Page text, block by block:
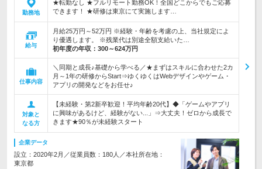
勤務地
★転勤なし ★フルリモート勤務OK！全国どこからでもご応募
できます！ ★研修は東京にて実施します…
給与
月給25万円～52万円 ※経験・年齢を考慮の上、当社規定によ
り優遇します。 ※残業代は別途全額支給いた…
初年度の年収： 300～624万円
仕事内容
＼同期と成長♪基礎から学べる／★まずはスキルに合わせた2カ
月～1年の研修からStart⇒ゆくゆくはWebデザインやゲーム・
アプリの開発などをお任せ♪
対象と
なる方
【未経験・第2新卒歓迎！平均年齢20代】◆「ゲームやアプリ
に興味があるけど、経験がない...」⇒大丈夫！ゼロから成長で
きます★90％が未経験スタート
企業データ
設立：2020年2月／従業員数：180人／本社所在地：
東京都